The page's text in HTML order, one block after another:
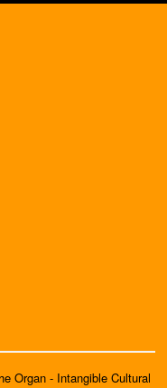
Organ - Intangible Cultural